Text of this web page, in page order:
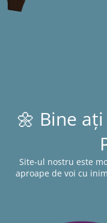
🌼 Bine
Site-ul nostru este
aproape de voi cu